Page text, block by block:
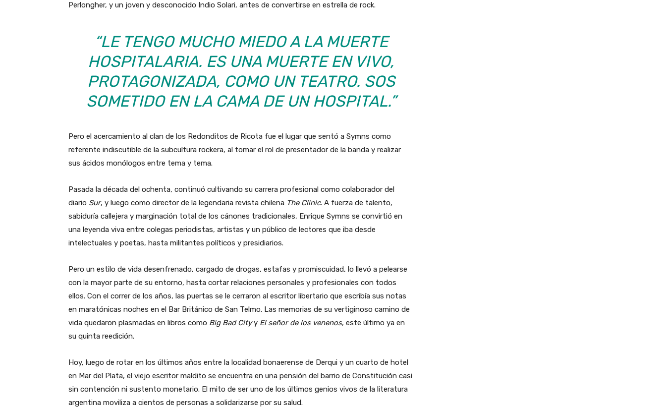
Perlongher, y un joven y desconocido Indio Solari, antes de convertirse en estrella de rock.
“LE TENGO MUCHO MIEDO A LA MUERTE
HOSPITALARIA. ES UNA MUERTE EN VIVO,
PROTAGONIZADA, COMO UN TEATRO. SOS
SOMETIDO EN LA CAMA DE UN HOSPITAL.”
Pero el acercamiento al clan de los Redonditos de Ricota fue el lugar que sentó a Symns como
referente indiscutible de la subcultura rockera, al tomar el rol de presentador de la banda y realizar
sus ácidos monólogos entre tema y tema.
Pasada la década del ochenta, continuó cultivando su carrera profesional como colaborador del
diario Sur, y luego como director de la legendaria revista chilena The Clinic. A fuerza de talento,
sabiduría callejera y marginación total de los cánones tradicionales, Enrique Symns se convirtió en
una leyenda viva entre colegas periodistas, artistas y un público de lectores que iba desde
intelectuales y poetas, hasta militantes políticos y presidiarios.
Pero un estilo de vida desenfrenado, cargado de drogas, estafas y promiscuidad, lo llevó a pelearse
con la mayor parte de su entorno, hasta cortar relaciones personales y profesionales con todos
ellos. Con el correr de los años, las puertas se le cerraron al escritor libertario que escribía sus notas
en maratónicas noches en el Bar Británico de San Telmo. Las memorias de su vertiginoso camino de
vida quedaron plasmadas en libros como Big Bad Cityy El señor de los venenos, este último ya en
su quinta reedición.
Hoy, luego de rotar en los últimos años entre la localidad bonaerense de Derqui y un cuarto de hotel
en Mar del Plata, el viejo escritor maldito se encuentra en una pensión del barrio de Constitución casi
sin contención ni sustento monetario. El mito de ser uno de los últimos genios vivos de la literatura
argentina moviliza a cientos de personas a solidarizarse por su salud.